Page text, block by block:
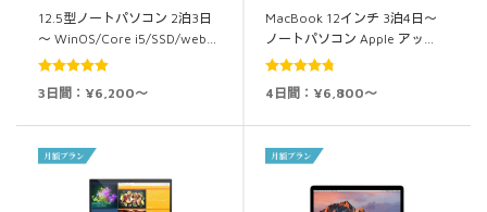
12.5型ノートパソコン 2泊3日
～ WinOS/Core i5/SSD/web…
5段階中
3日間：¥6,200～
MacBook 12インチ 3泊4日～
ノートパソコン Apple アッ…
5段階中
4日間：¥6,800～